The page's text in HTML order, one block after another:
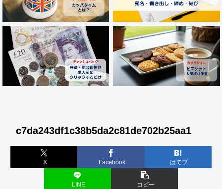
c7da243df1c38b5da2c81de702b25aa1
X Facebook はてブ
LINE コピー